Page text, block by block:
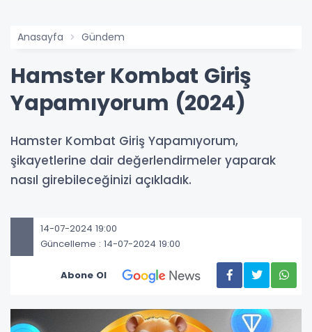
Anasayfa Gündem
Hamster Kombat Giriş
Yapamıyorum (2024)
Hamster Kombat Giriş Yapamıyorum,
şikayetlerine dair değerlendirmeler yaparak
nasıl girebileceğinizi açıkladık.
14-07-2024 19:00
Güncelleme : 14-07-2024 19:00
Abone Ol